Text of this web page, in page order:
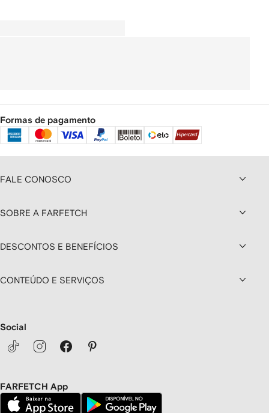
Formas de pagamento
FALE CONOSCO
SOBRE A FARFETCH
DESCONTOS E BENEFÍCIOS
CONTEÚDO E SERVIÇOS
Social
FARFETCH App